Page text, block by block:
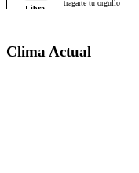
Clima Actual